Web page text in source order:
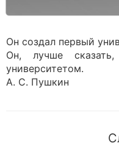
Он создал первый
Он, лучше
университетом.
А. С. Пушкин